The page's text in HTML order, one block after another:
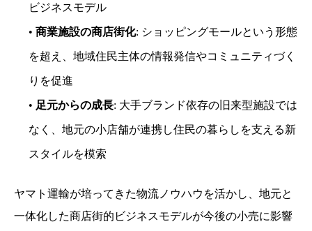
ビジネスモデル
• 商業施設の商店街化: ショッピングモールという形態
を超え、地域住民主体の情報発信やコミュニティづく
りを促進
• 足元からの成長: 大手ブランド依存の旧来型施設では
なく、地元の小店舗が連携し住民の暮らしを支える新
スタイルを模索
ヤマト運輸が培ってきた物流ノウハウを活かし、地元と
一体化した商店街的ビジネスモデルが今後の小売に影響